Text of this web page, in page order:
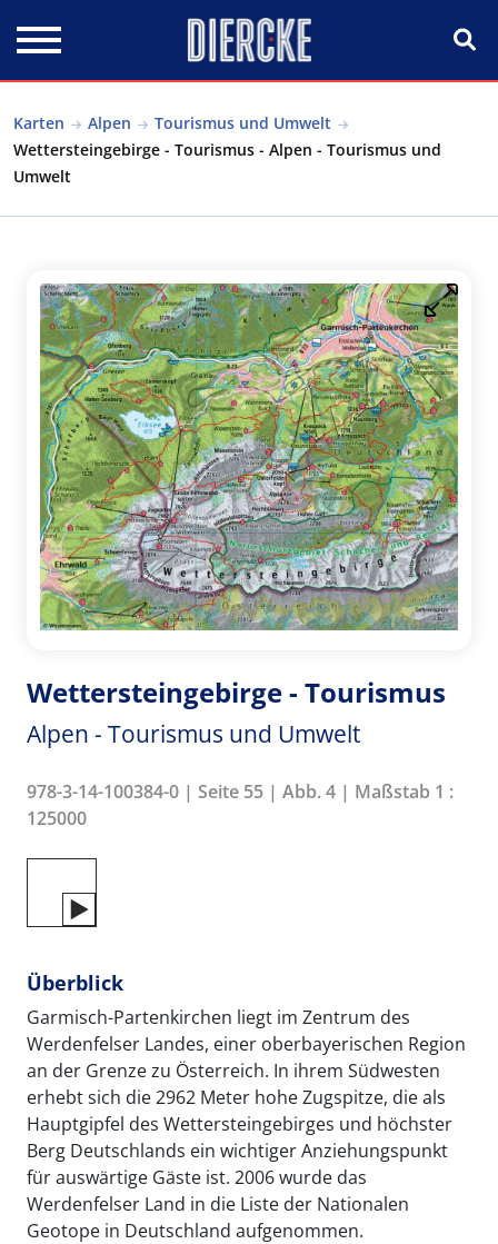
Karten Alpen
Tourismus und Umwelt
Wettersteingebirge - Tourismus - Alpen - Tourismus und
Umwelt
Wettersteingebirge - Tourismus
Alpen - Tourismus und Umwelt
978-3-14-100384-0 | Seite 55 | Abb. 4 | Maßstab 1 :
125000
Überblick
Garmisch-Partenkirchen liegt im Zentrum des
Werdenfelser Landes, einer oberbayerischen Region
an der Grenze zu Österreich. In ihrem Südwesten
erhebt sich die 2962 Meter hohe Zugspitze, die als
Hauptgipfel des Wettersteingebirges und höchster
Berg Deutschlands ein wichtiger Anziehungspunkt
für auswärtige Gäste ist. 2006 wurde das
Werdenfelser Land in die Liste der Nationalen
Geotope in Deutschland aufgenommen.